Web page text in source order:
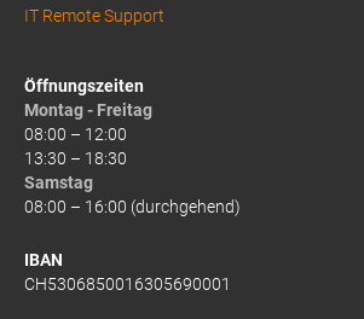
IT Remote Support
Öffnungszeiten
Montag - Freitag
08:00 – 12:00
13:30 – 18:30
Samstag
08:00 – 16:00 (durchgehend)
IBAN
CH5306850016305690001